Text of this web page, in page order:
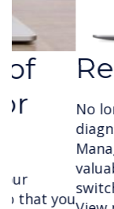
No longer will
diagnostics
Management
valuable time
switching off